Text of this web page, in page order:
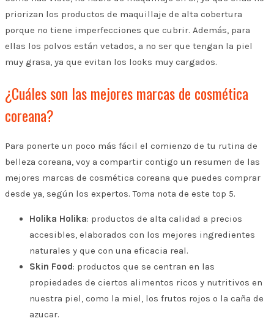
priorizan los productos de maquillaje de alta cobertura
porque no tiene imperfecciones que cubrir. Además, para
ellas los polvos están vetados, a no ser que tengan la piel
muy grasa, ya que evitan los looks muy cargados.
¿Cuáles son las mejores marcas de cosmética
coreana?
Para ponerte un poco más fácil el comienzo de tu rutina de
belleza coreana, voy a compartir contigo un resumen de las
mejores marcas de cosmética coreana que puedes comprar
desde ya, según los expertos. Toma nota de este top 5.
Holika Holika: productos de alta calidad a precios
accesibles, elaborados con los mejores ingredientes
naturales y que con una eficacia real.
Skin Food: productos que se centran en las
propiedades de ciertos alimentos ricos y nutritivos en
nuestra piel, como la miel, los frutos rojos o la caña de
azucar.